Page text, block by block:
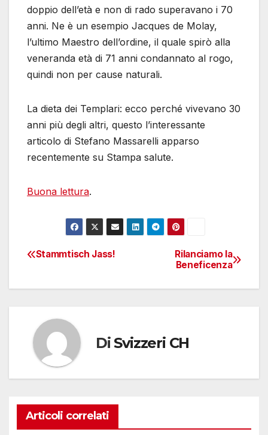
doppio dell’età e non di rado superavano i 70
anni. Ne è un esempio Jacques de Molay,
l’ultimo Maestro dell’ordine, il quale spirò alla
veneranda età di 71 anni condannato al rogo,
quindi non per cause naturali.
La dieta dei Templari: ecco perché vivevano 30
anni più degli altri, questo l’interessante
articolo di Stefano Massarelli apparso
recentemente su Stampa salute.
Buona lettura.
Navigazione
articoli
Rilanciamo la
Beneficenza
Stammtisch Jass!
Di Svizzeri CH
Articoli correlati